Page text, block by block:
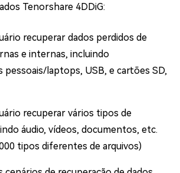
Tenorshare 4DDiG:
recuperar dados perdidos de
e internas, incluindo
pessoais/laptops, USB, e cartões SD,
recuperar vários tipos de
áudio, vídeos, documentos, etc.
tipos diferentes de arquivos)